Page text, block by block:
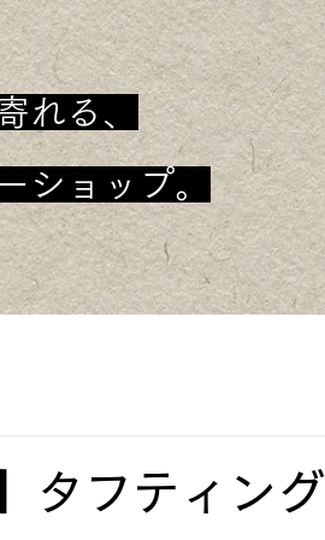
れる、
ショップ。
タフティン